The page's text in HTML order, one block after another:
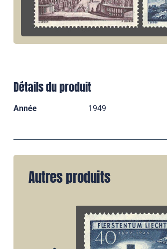
Détails du produit
Année 1949
Autres produits